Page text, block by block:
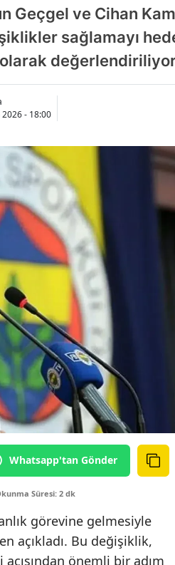
ve Cihan
sağlamayı
olarak
- 18:00
Whatsapp'tan Gönder
Süresi: 2 dk
görevine gelmesiyle
açıkladı. Bu değişiklik,
önemli bir adım